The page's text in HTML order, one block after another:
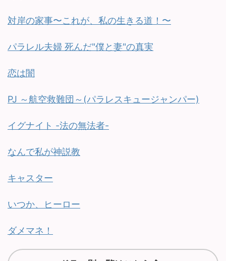
対岸の家事〜これが、私の生きる道！〜
パラレル夫婦 死んだ"僕と妻"の真実
恋は闇
PJ ～航空救難団～(パラレスキュージャンパー)
イグナイト -法の無法者-
なんで私が神説教
キャスター
いつか、ヒーロー
ダメマネ！